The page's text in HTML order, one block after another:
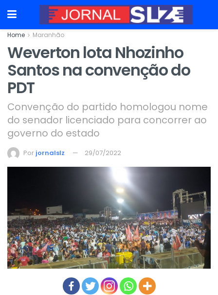
Home Maranhão
Weverton lota Nhozinho
Santos na convenção do
PDT
Convenção do partido homologou nome
do senador licenciado para concorrer ao
governo do estado
Por jornalslz 29/07/2022